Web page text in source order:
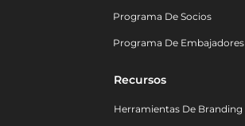
Programa De Socios
Programa De Embajadores
Recursos
Herramientas De Branding